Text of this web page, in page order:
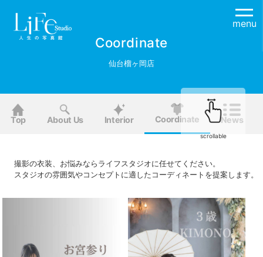
menu
Coordinate
仙台榴ヶ岡店
Top About Us Interior Coordinate News
撮影の衣装、お悩みならライフスタジオに任せてください。
スタジオの雰囲気やコンセプトに適したコーディネートを提案します。